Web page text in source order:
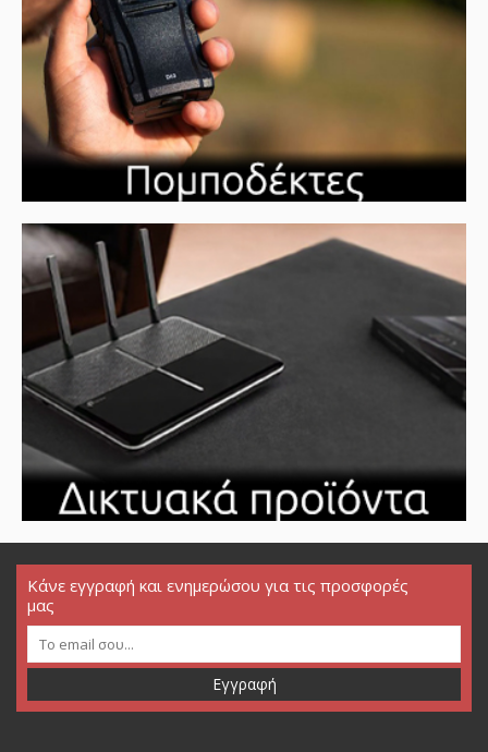
Κάνε εγγραφή και ενημερώσου για τις προσφορές
μας
Εγγραφή